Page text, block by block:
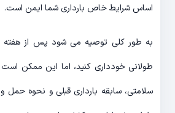
اساس شرایط خاص بارداری شما ایمن است.
طولانی خودداری کنید، اما این ممکن است
سلامتی، سابقه بارداری قبلی و نحوه حمل